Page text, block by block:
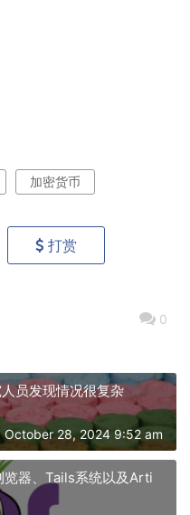
加密货币
打赏
0
员发现情况很复杂
October 28, 2024 9:52 am
器、Tails系统以及Arti